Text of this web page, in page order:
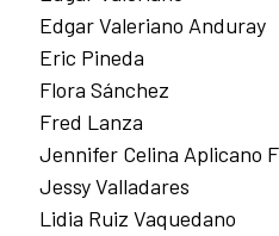
Edgar Valeriano Anduray
Eric Pineda
Flora Sánchez
Fred Lanza
Jennifer Celina Aplicano
Jessy Valladares
Lidia Ruiz Vaquedano